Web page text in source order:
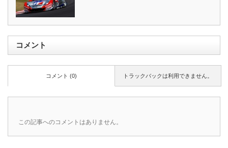
コメント
トラックバックは利用できません。
コメント (0)
この記事へのコメントはありません。